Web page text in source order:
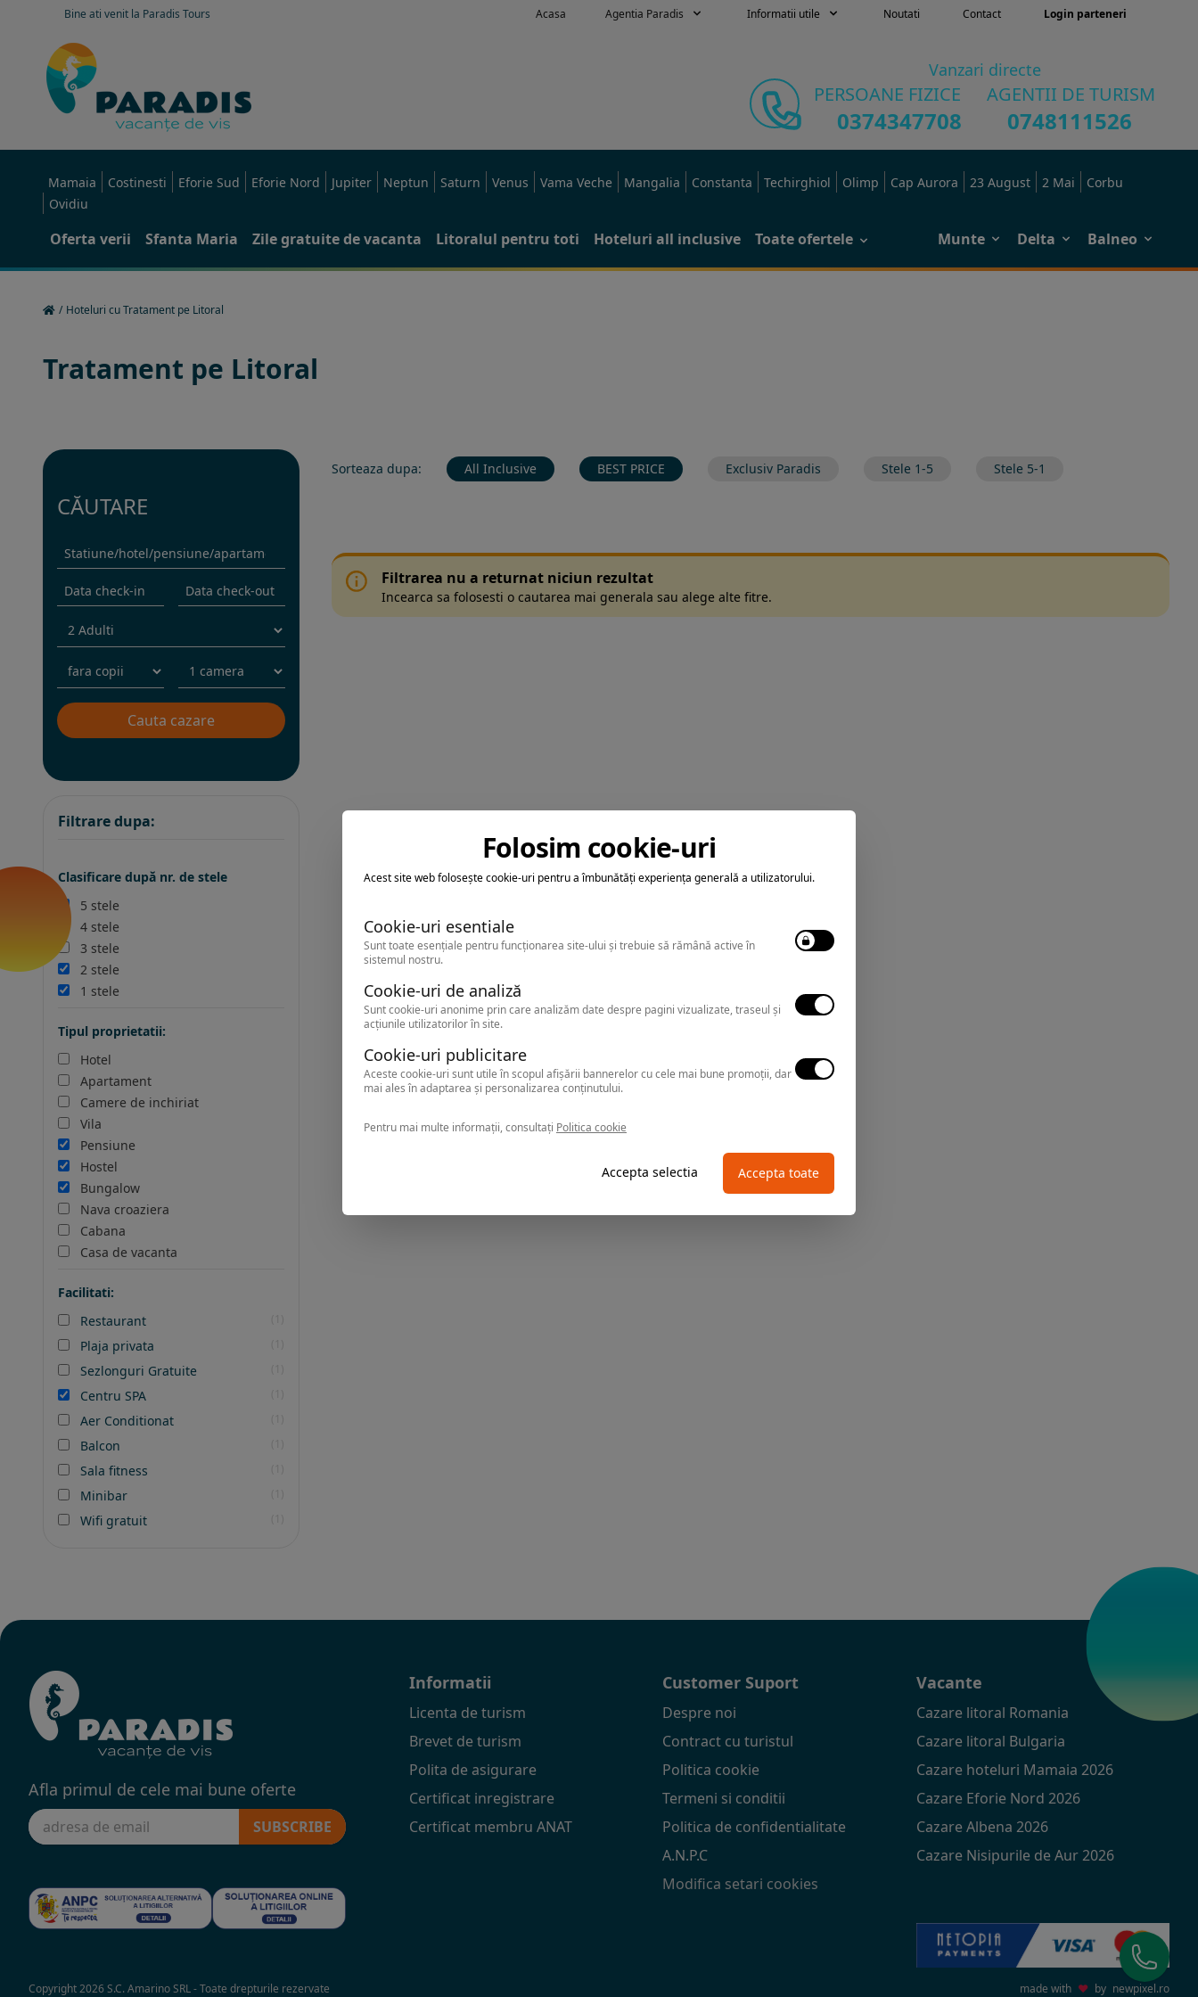
Bine ati venit la Paradis Tours Acasa Agentia Paradis Informatii utile Noutati Contact Login parteneri
Vanzari directe
PERSOANE FIZICE AGENTII DE TURISM
0374347708 0748111526
Mamaia Costinesti Eforie Sud Eforie Nord Jupiter Neptun Saturn Venus Vama Veche Mangalia Constanta Techirghiol Olimp Cap Aurora 23 August 2 Mai
Corbu
Ovidiu
Oferta verii Sfanta Maria Zile gratuite de vacanta Litoralul pentru toti Hoteluri all inclusive Toate ofertele Munte Delta Balneo
/ Hoteluri cu Tratament pe Litoral
Tratament pe Litoral
CĂUTARE
Filtrare dupa:
Clasificare după nr. de stele
5 stele
4 stele
3 stele
2 stele
1 stele
Tipul proprietatii:
Hotel
Apartament
Camere de inchiriat
Vila
Pensiune
Hostel
Bungalow
Nava croaziera
Cabana
Casa de vacanta
Facilitati:
Restaurant
Plaja privata
Sezlonguri Gratuite
Centru SPA
Aer Conditionat
Balcon
Sala fitness
Minibar
Wifi gratuit
Sorteaza dupa: All Inclusive BEST PRICE Exclusiv Paradis Stele 1-5 Stele 5-1
Filtrarea nu a returnat niciun rezultat
Incearca sa folosesti o cautarea mai generala sau alege alte fitre.
Afla primul de cele mai bune oferte
SUBSCRIBE
Informatii
Licenta de turism
Brevet de turism
Polita de asigurare
Certificat inregistrare
Certificat membru ANAT
Customer Suport
Despre noi
Contract cu turistul
Politica cookie
Termeni si conditii
Politica de confidentialitate
A.N.P.C
Modifica setari cookies
Vacante
Cazare litoral Romania
Cazare litoral Bulgaria
Cazare hoteluri Mamaia 2026
Cazare Eforie Nord 2026
Cazare Albena 2026
Cazare Nisipurile de Aur 2026
Copyright 2026 S.C. Amarino SRL - Toate drepturile rezervate
made with ♥ by newpixel.ro
Folosim cookie-uri
Acest site web folosește cookie-uri pentru a îmbunătăți experiența generală a utilizatorului.
Cookie-uri esentiale
Sunt toate esențiale pentru funcționarea site-ului și trebuie să rămână active în
sistemul nostru.
Cookie-uri de analiză
Sunt cookie-uri anonime prin care analizăm date despre pagini vizualizate, traseul și
acțiunile utilizatorilor în site.
Cookie-uri publicitare
Aceste cookie-uri sunt utile în scopul afișării bannerelor cu cele mai bune promoții, dar
mai ales în adaptarea și personalizarea conținutului.
Pentru mai multe informații, consultați Politica cookie
Accepta selectia Accepta toate